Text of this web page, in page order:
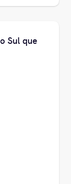
Sul que